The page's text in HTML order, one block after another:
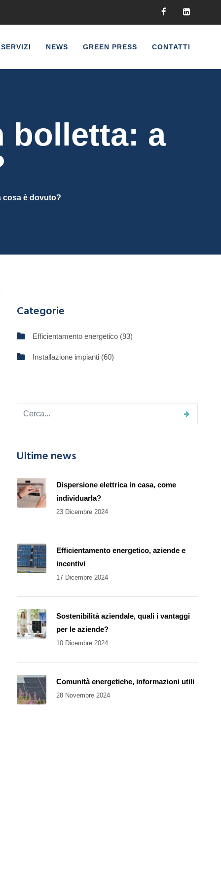
SERVIZI NEWS GREEN PRESS CONTATTI
bolletta: a
cosa è dovuto?
Categorie
Efficientamento energetico (93)
Installazione impianti (60)
Ultime news
Dispersione elettrica in casa, come
individuarla?
23 Dicembre 2024
Efficientamento energetico, aziende e
incentivi
17 Dicembre 2024
Sostenibilità aziendale, quali i vantaggi
per le aziende?
10 Dicembre 2024
Comunità energetiche, informazioni utili
28 Novembre 2024